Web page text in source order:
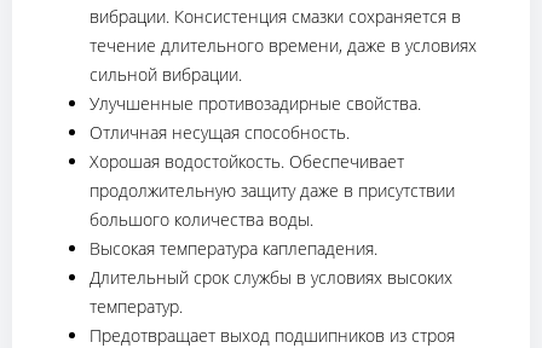
вибрации. Консистенция смазки сохраняется в
течение длительного времени, даже в условиях
сильной вибрации.
Улучшенные противозадирные свойства.
Отличная несущая способность.
Хорошая водостойкость. Обеспечивает
продолжительную защиту даже в присутствии
большого количества воды.
Высокая температура каплепадения.
Длительный срок службы в условиях высоких
температур.
Предотвращает выход подшипников из строя